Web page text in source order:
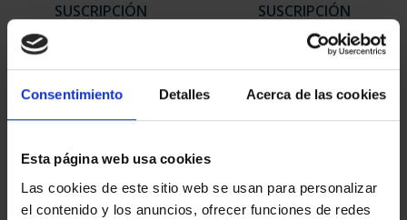
Consentimiento Detalles Acerca de las cookies
Esta página web usa cookies
Las cookies de este sitio web se usan para personalizar
el contenido y los anuncios, ofrecer funciones de redes
SUSCRIPCIÓN
949,00 €
Sólo para usuarios
registrados
SUSCRIPCIÓN
CAPITALES DE
PROVINCIA 2
949,00 €
Sólo para usuarios
registrados